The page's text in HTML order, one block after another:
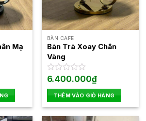
Mạ
BÀN CAFE
Bàn Trà Xoay Chân
Vàng
Được
hạng
0
5
sao
6.400.000₫
THÊM VÀO GIỎ HÀNG